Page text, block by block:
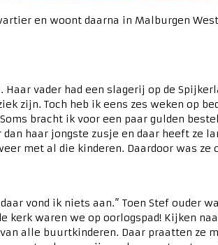
en woont daarna in Malburgen
vader had een slagerij op de
zijn. Toch heb ik eens zes weken op
bracht ik voor een paar gulden
haar jongste zusje en daar heeft ze
met al die kinderen. Daardoor was
vond ik niets aan.” Toen Stef ouder
kerk waren we op oorlogspad! Kijken
alle buurtkinderen. Daar praatten ze